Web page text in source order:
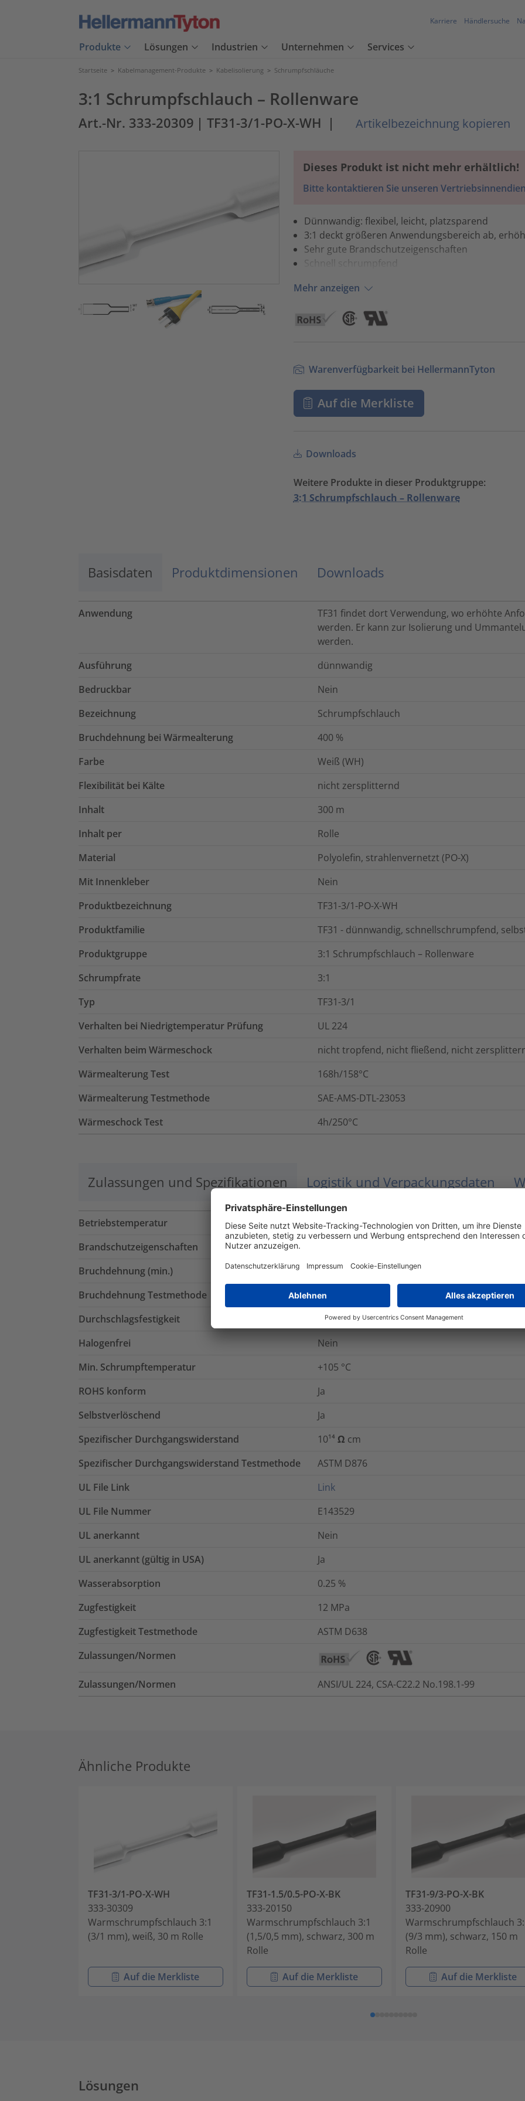
Karriere Händlersuche
Produkte Lösungen Industrien Unternehmen Services
Startseite > Kabelmanagement-Produkte > Kabelisolierung > Schrumpfschläuche
3:1 Schrumpfschlauch – Rollenware
Art.-Nr. 333-20309 | TF31-3/1-PO-X-WH | Artikelbezeichnung kopieren
Dieses Produkt ist nicht mehr erhältlich!
Bitte kontaktieren Sie unseren
Dünnwandig: flexibel, leicht, platzsparend
3:1 deckt größeren Anwendungsbereich ab,
Sehr gute Brandschutzeigenschaften
Schnell schrumpfend
Mehr anzeigen
Warenverfügbarkeit bei HellermannTyton
Auf die Merkliste
Downloads
Weitere Produkte in dieser Produktgruppe:
3:1 Schrumpfschlauch – Rollenware
Basisdaten Produktdimensionen Downloads
Anwendung
TF31 findet dort Verwendung, wo erhöhte
werden. Er kann zur Isolierung und
werden.
Ausführung
dünnwandig
Bedruckbar
Nein
Bezeichnung
Schrumpfschlauch
Bruchdehnung bei Wärmealterung
400 %
Farbe
Weiß (WH)
Flexibilität bei Kälte
nicht zersplitternd
Inhalt
300 m
Inhalt per
Rolle
Material
Polyolefin, strahlenvernetzt (PO-X)
Mit Innenkleber
Nein
Produktbezeichnung
TF31-3/1-PO-X-WH
Produktfamilie
TF31 - dünnwandig, schnellschrumpfend,
Produktgruppe
3:1 Schrumpfschlauch – Rollenware
Schrumpfrate
3:1
Typ
TF31-3/1
Verhalten bei Niedrigtemperatur Prüfung
UL 224
Verhalten beim Wärmeschock
nicht tropfend, nicht fließend, nicht
Wärmealterung Test
168h/158°C
Wärmealterung Testmethode
SAE-AMS-DTL-23053
Wärmeschock Test
4h/250°C
Zulassungen und Spezifikationen Logistik und Verpackungsdaten
Betriebstemperatur
-55 °C bis +135 °C
Brandschutzeigenschaften
Bruchdehnung (min.)
4%
Bruchdehnung Testmethode
ASTM D638
Durchschlagsfestigkeit
30kV/mm
Halogenfrei
Nein
Min. Schrumpftemperatur
+105 °C
ROHS konform
Ja
Selbstverlöschend
Ja
Spezifischer Durchgangswiderstand
10¹⁴ Ω cm
Spezifischer Durchgangswiderstand Testmethode
ASTM D876
UL File Link
Link
UL File Nummer
E143529
UL anerkannt
Nein
UL anerkannt (gültig in USA)
Ja
Wasserabsorption
0.25 %
Zugfestigkeit
12 MPa
Zugfestigkeit Testmethode
ASTM D638
Zulassungen/Normen
Zulassungen/Normen ANSI/UL 224, CSA-C22.2 No.198.1-99
Ähnliche Produkte
TF31-3/1-PO-X-WH
333-30309
Warmschrumpfschlauch 3:1
(3/1 mm), weiß, 30 m Rolle
Auf die Merkliste
TF31-1.5/0.5-PO-X-BK
333-20150
Warmschrumpfschlauch 3:1
(1,5/0,5 mm), schwarz, 300 m
Rolle
Auf die Merkliste
TF31-9/3-PO-X-BK
333-20900
Warmschrumpfschlauch
(9/3 mm), schwarz, 150 m
Rolle
Auf die Merkliste
Lösungen